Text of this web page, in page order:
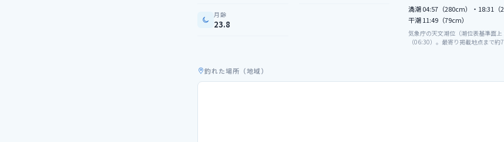
月齢
23.8
満潮04:57（280cm）・18:31（
干潮11:49（79cm）
気象庁の天文潮位（潮位表基準面
（06:30）。最寄り掲載地点まで約
釣れた場所（地域）